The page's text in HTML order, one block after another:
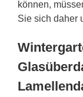
können,
Sie sich daher